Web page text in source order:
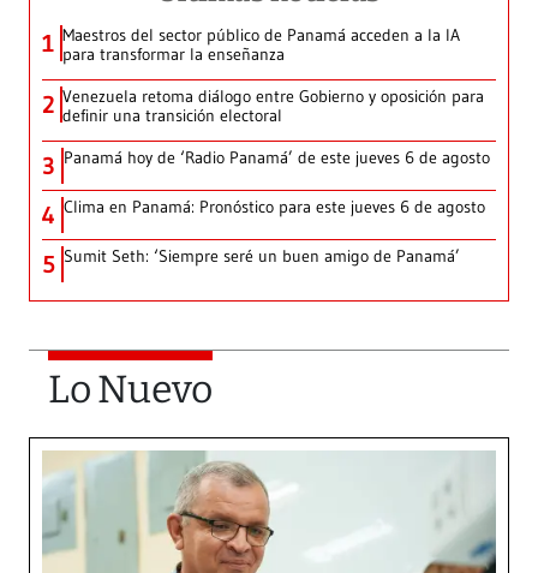
1 Maestros del sector público de Panamá acceden a la IA
para transformar la enseñanza
2 Venezuela retoma diálogo entre Gobierno y oposición para
definir una transición electoral
3 Panamá hoy de ‘Radio Panamá’ de este jueves 6 de agosto
4 Clima en Panamá: Pronóstico para este jueves 6 de agosto
5 Sumit Seth: ‘Siempre seré un buen amigo de Panamá’
Lo Nuevo